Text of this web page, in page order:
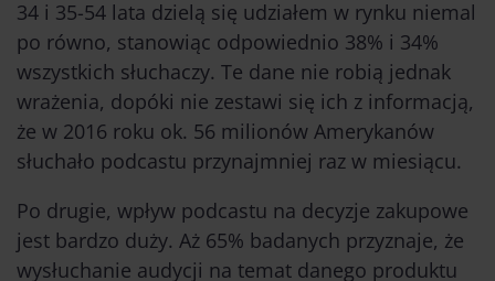
34 i 35-54 lata dzielą się udziałem w rynku niemal
po równo, stanowiąc odpowiednio 38% i 34%
wszystkich słuchaczy. Te dane nie robią jednak
wrażenia, dopóki nie zestawi się ich z informacją,
że w 2016 roku ok. 56 milionów Amerykanów
słuchało podcastu przynajmniej raz w miesiącu.
Po drugie, wpływ podcastu na decyzje zakupowe
jest bardzo duży. Aż 65% badanych przyznaje, że
wysłuchanie audycji na temat danego produktu